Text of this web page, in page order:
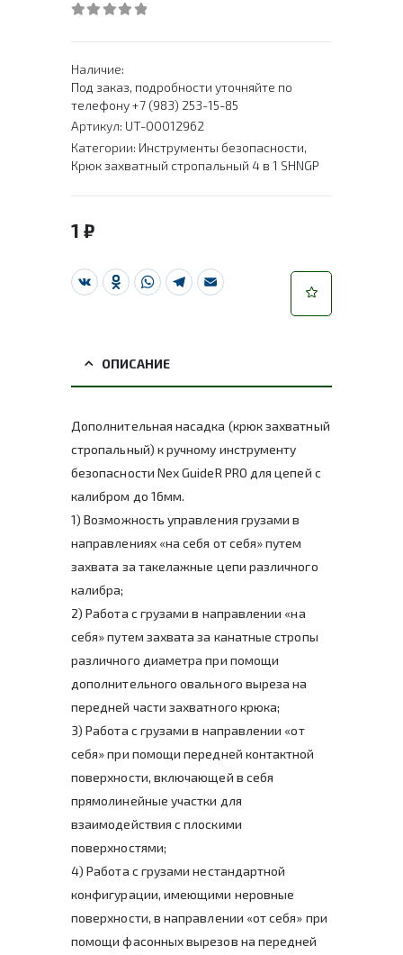
Наличие:
Под заказ, подробности уточняйте по
телефону +7 (983) 253-15-85
Артикул: UT-00012962
Категории: Инструменты безопасности,
Крюк захватный стропальный 4 в 1 SHNGP
1 ₽
VK Odnoklassniki
WhatsApp
Telegram
Email
ОПИСАНИЕ
Дополнительная насадка (крюк захватный
стропальный) к ручному инструменту
безопасности Nex GuideR PRO для цепей с
калибром до 16мм.
1) Возможность управления грузами в
направлениях «на себя от себя» путем
захвата за такелажные цепи различного
калибра;
2) Работа с грузами в направлении «на
себя» путем захвата за канатные стропы
различного диаметра при помощи
дополнительного овального выреза на
передней части захватного крюка;
3) Работа с грузами в направлении «от
себя» при помощи передней контактной
поверхности, включающей в себя
прямолинейные участки для
взаимодействия с плоскими
поверхностями;
4) Работа с грузами нестандартной
конфигурации, имеющими неровные
поверхности, в направлении «от себя» при
помощи фасонных вырезов на передней